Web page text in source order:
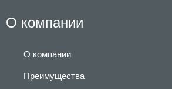
О компании
О компании
Преимущества